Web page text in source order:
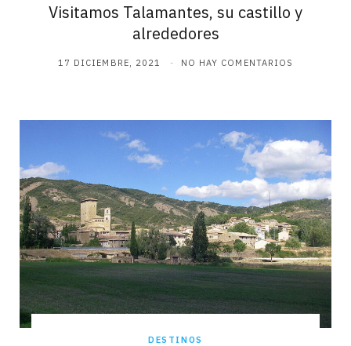
Visitamos Talamantes, su castillo y
alrededores
17 DICIEMBRE, 2021 NO HAY COMENTARIOS
DESTINOS